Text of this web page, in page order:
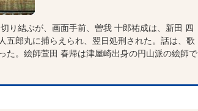
り結ぶが、画面手前、曽我 十郎祐成は、新田 四
五郎丸に捕らえられ、翌日処刑された。話は、歌
た。絵師萱田 春帰は津屋崎出身の円山派の絵師で